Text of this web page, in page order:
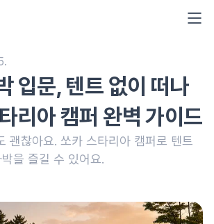
입문, 텐트 없이 떠나
리아 캠퍼 완벽 가이드
괜찮아요. 쏘카 스타리아 캠퍼로 텐트
을 즐길 수 있어요.